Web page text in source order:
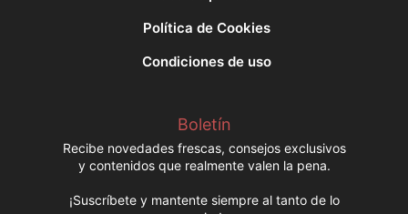
Política de Cookies
Condiciones de uso
Boletín
Recibe novedades frescas, consejos exclusivos
y contenidos que realmente valen la pena.
¡Suscríbete y mantente siempre al tanto de lo